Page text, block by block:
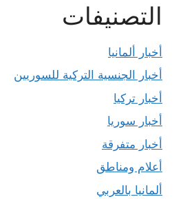
التصنيفات
أخبار ألمانيا
أخبار الجنسية التركية للسوريين
أخبار تركيا
أخبار سوريا
أخبار متفرقة
أعلام ومناطق
ألمانيا بالعربي